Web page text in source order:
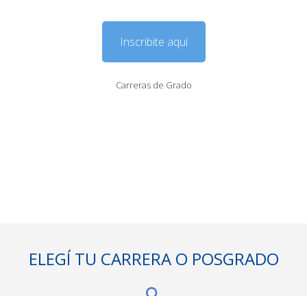
Inscribite aquí
Carreras de Grado
ELEGÍ TU CARRERA O POSGRADO